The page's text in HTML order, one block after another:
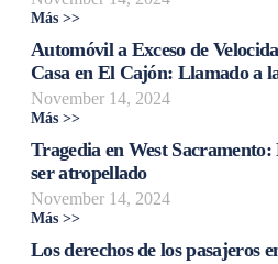
Más >>
Automóvil a Exceso de
Casa en El Cajón: Llamado a
November 14, 2024
Más >>
Tragedia en West
ser atropellado
November 14, 2024
Más >>
Los derechos de los pasajeros